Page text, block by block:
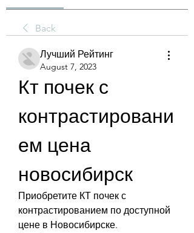
Back
Лучший Рейтинг
August 7, 2023
Кт почек с
контрастировани
ем цена
новосибирск
Приобретите КТ почек с
контрастированием по доступной
цене в Новосибирске.